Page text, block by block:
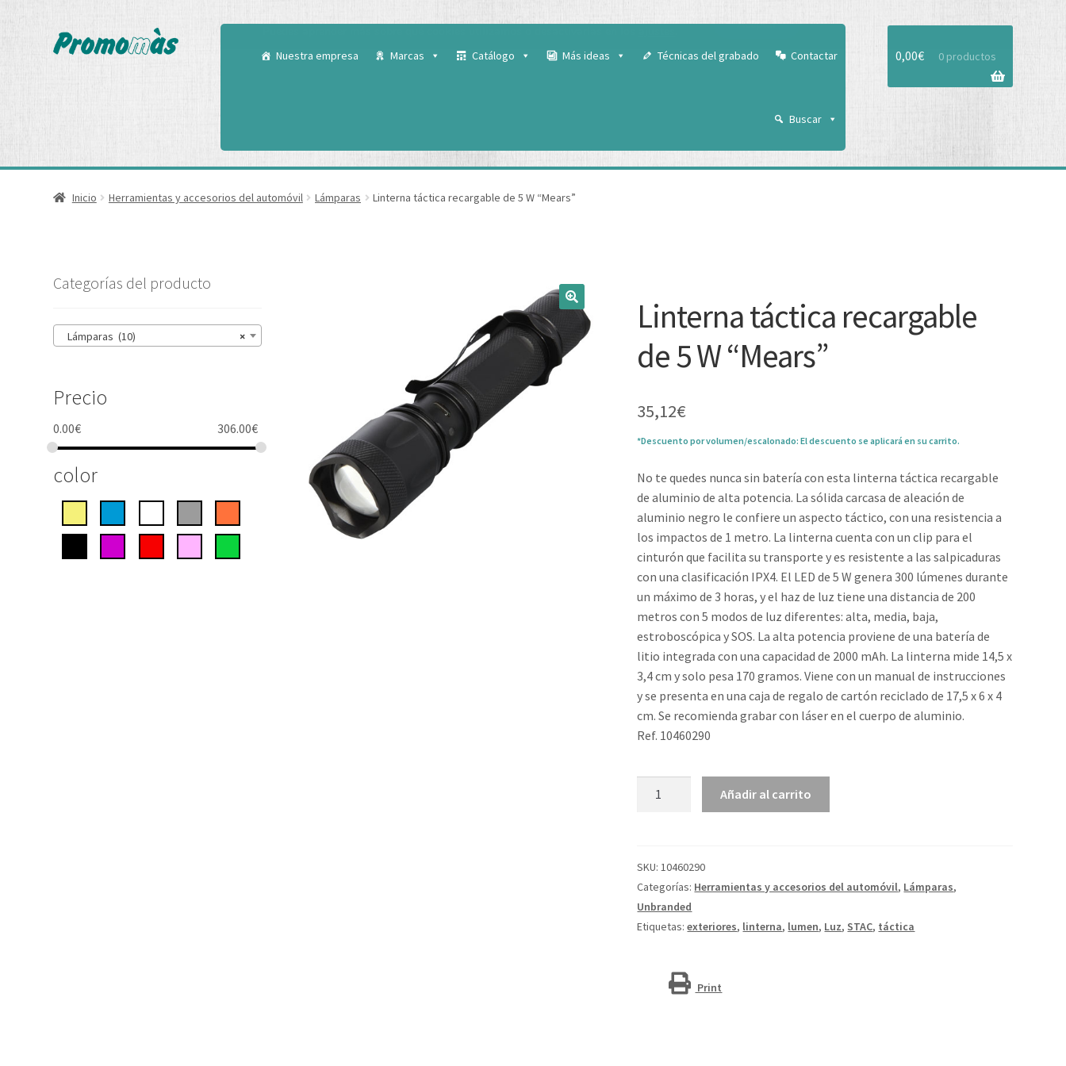
Nuestra empresa Marcas Catálogo Más ideas Técnicas del grabado Contactar
Buscar
0,00€ 0 productos
Inicio Herramientas y accesorios del automóvil Lámparas Linterna táctica recargable de 5 W “Mears”
Linterna táctica recargable
de 5 W “Mears”
35,12€
*Descuento por volumen/escalonado: El descuento se aplicará en su carrito.
No te quedes nunca sin batería con esta linterna táctica recargable
de aluminio de alta potencia. La sólida carcasa de aleación de
aluminio negro le confiere un aspecto táctico, con una resistencia a
los impactos de 1 metro. La linterna cuenta con un clip para el
cinturón que facilita su transporte y es resistente a las salpicaduras
con una clasificación IPX4. El LED de 5 W genera 300 lúmenes durante
un máximo de 3 horas, y el haz de luz tiene una distancia de 200
metros con 5 modos de luz diferentes: alta, media, baja,
estroboscópica y SOS. La alta potencia proviene de una batería de
litio integrada con una capacidad de 2000 mAh. La linterna mide 14,5 x
3,4 cm y solo pesa 170 gramos. Viene con un manual de instrucciones
y se presenta en una caja de regalo de cartón reciclado de 17,5 x 6 x 4
cm. Se recomienda grabar con láser en el cuerpo de aluminio.
Ref. 10460290
5 W
"Mears"
cantidad
Añadir al carrito
SKU:10460290
Categorías: Herramientas y accesorios del automóvil, Lámparas,
Unbranded
Etiquetas:exteriores, linterna, lumen, Luz,STAC, táctica
Print
Categorías del producto
×
Lámparas (10)
Precio
0.00€ 306.00€
color
Aceptar